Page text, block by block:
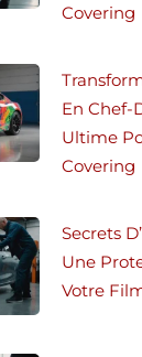
Covering
En Chef-
Ultime
Covering
Secrets
Une
Votre